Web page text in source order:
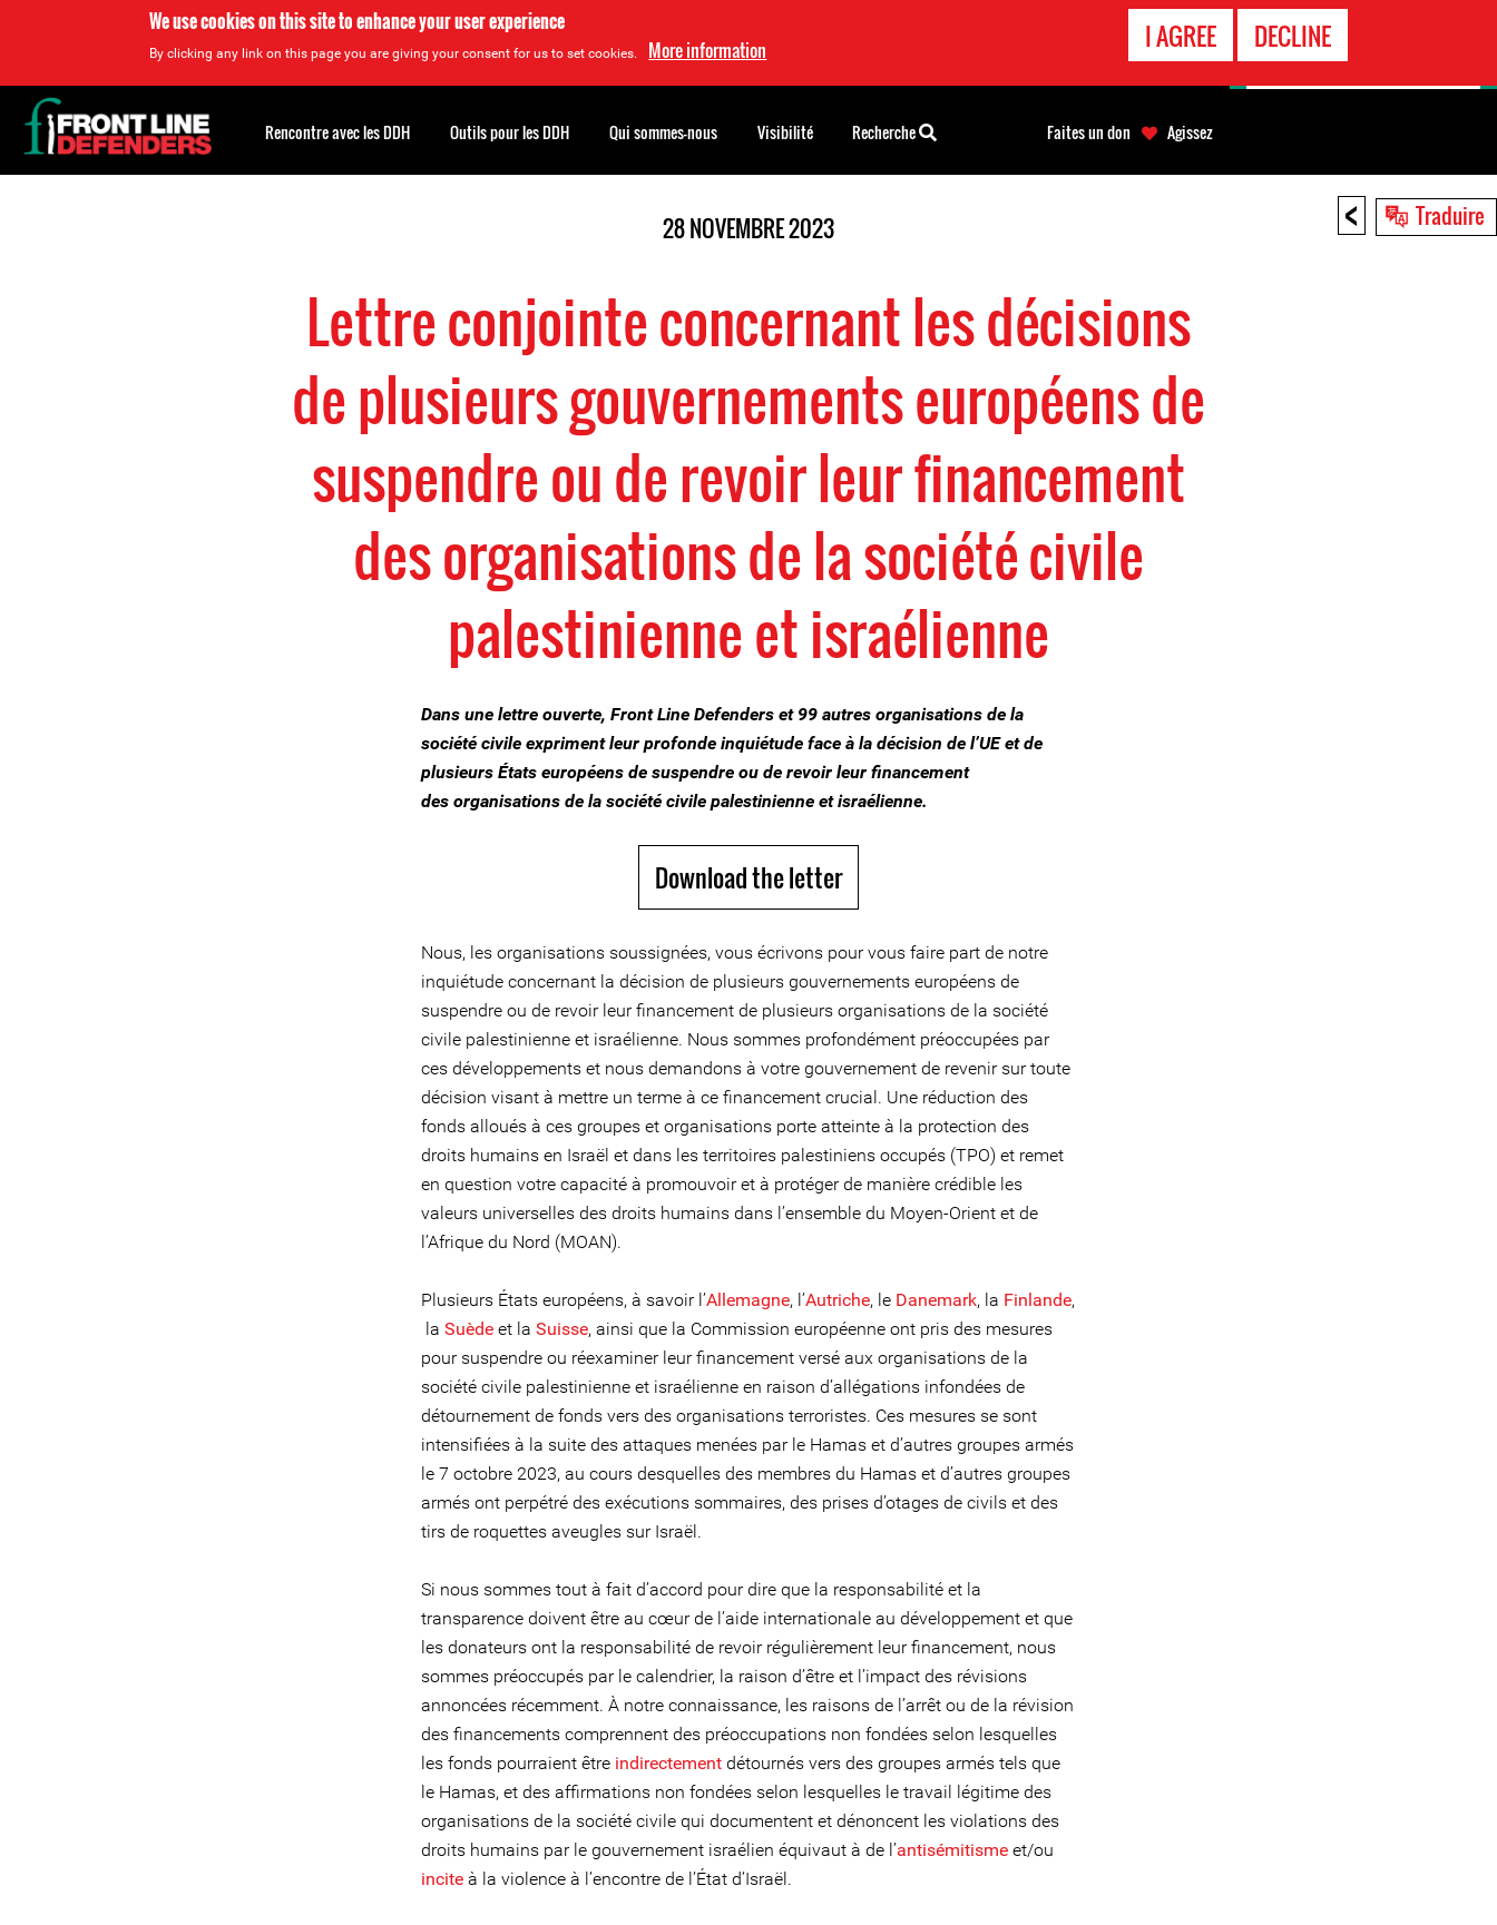
We use cookies on this site to enhance your user experience
By clicking any link on this page you are giving your consent for us to set cookies. More information I AGREE DECLINE
< Traduire
28 NOVEMBRE 2023
Lettre conjointe concernant les décisions
de plusieurs gouvernements européens de
suspendre ou de revoir leur financement
des organisations de la société civile
palestinienne et israélienne
Dans une lettre ouverte, Front Line Defenders et 99 autres organisations de la
société civile expriment leur profonde inquiétude face à la décision de l’UE et de
plusieurs États européens de suspendre ou de revoir leur financement
des organisations de la société civile palestinienne et israélienne.
Download the letter
Nous, les organisations soussignées, vous écrivons pour vous faire part de notre
inquiétude concernant la décision de plusieurs gouvernements européens de
suspendre ou de revoir leur financement de plusieurs organisations de la société
civile palestinienne et israélienne. Nous sommes profondément préoccupées par
ces développements et nous demandons à votre gouvernement de revenir sur toute
décision visant à mettre un terme à ce financement crucial. Une réduction des
fonds alloués à ces groupes et organisations porte atteinte à la protection des
droits humains en Israël et dans les territoires palestiniens occupés (TPO) et remet
en question votre capacité à promouvoir et à protéger de manière crédible les
valeurs universelles des droits humains dans l’ensemble du Moyen-Orient et de
l’Afrique du Nord (MOAN).
Plusieurs États européens, à savoir l’Allemagne, l’Autriche, le Danemark, la Finlande,
la Suède et la Suisse, ainsi que la Commission européenne ont pris des mesures
pour suspendre ou réexaminer leur financement versé aux organisations de la
société civile palestinienne et israélienne en raison d’allégations infondées de
détournement de fonds vers des organisations terroristes. Ces mesures se sont
intensifiées à la suite des attaques menées par le Hamas et d’autres groupes armés
le 7 octobre 2023, au cours desquelles des membres du Hamas et d’autres groupes
armés ont perpétré des exécutions sommaires, des prises d’otages de civils et des
tirs de roquettes aveugles sur Israël.
Si nous sommes tout à fait d’accord pour dire que la responsabilité et la
transparence doivent être au cœur de l’aide internationale au développement et que
les donateurs ont la responsabilité de revoir régulièrement leur financement, nous
sommes préoccupés par le calendrier, la raison d’être et l’impact des révisions
annoncées récemment. À notre connaissance, les raisons de l’arrêt ou de la révision
des financements comprennent des préoccupations non fondées selon lesquelles
les fonds pourraient être indirectement détournés vers des groupes armés tels que
le Hamas, et des affirmations non fondées selon lesquelles le travail légitime des
organisations de la société civile qui documentent et dénoncent les violations des
droits humains par le gouvernement israélien équivaut à de l’antisémitisme et/ou
incite à la violence à l’encontre de l’État d’Israël.
Back
to
top
Rencontre avec les DDH Outils pour les DDH Qui sommes-nous Visibilité Recherche Faites un don Agissez
D'URGENCE